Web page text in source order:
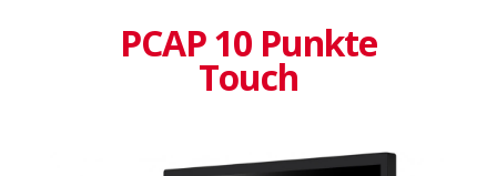
PCAP 10 Punkte
Touch